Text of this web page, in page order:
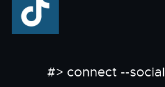
#> connect --social